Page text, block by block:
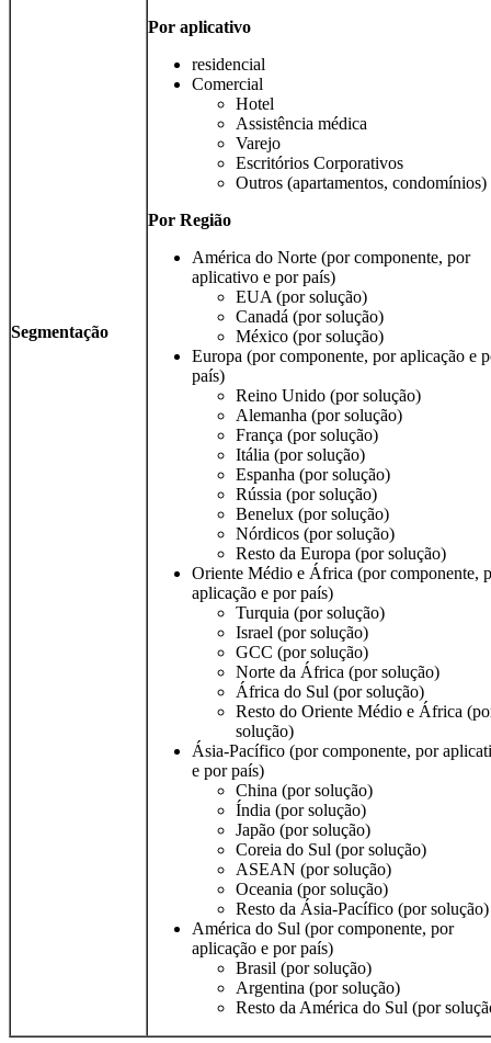
Segmentação
Por aplicativo
residencial
Comercial
Hotel
Assistência médica
Varejo
Escritórios Corporativos
Outros (apartamentos, condomínios)
Por Região
América do Norte (por componente, por
aplicativo e por país)
EUA (por solução)
Canadá (por solução)
México (por solução)
Europa (por componente, por aplicação e
país)
Reino Unido (por solução)
Alemanha (por solução)
França (por solução)
Itália (por solução)
Espanha (por solução)
Rússia (por solução)
Benelux (por solução)
Nórdicos (por solução)
Resto da Europa (por solução)
Oriente Médio e África (por componente,
aplicação e por país)
Turquia (por solução)
Israel (por solução)
GCC (por solução)
Norte da África (por solução)
África do Sul (por solução)
Resto do Oriente Médio e África
solução)
Ásia-Pacífico (por componente, por
e por país)
China (por solução)
Índia (por solução)
Japão (por solução)
Coreia do Sul (por solução)
ASEAN (por solução)
Oceania (por solução)
Resto da Ásia-Pacífico (por solução)
América do Sul (por componente, por
aplicação e por país)
Brasil (por solução)
Argentina (por solução)
Resto da América do Sul (por